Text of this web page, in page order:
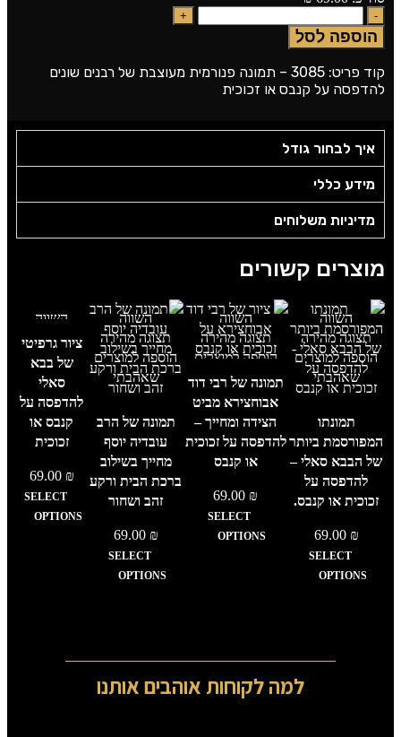
הוספה לסל
קוד פריט: 3085 – תמונה פנורמית מעוצבת של רבנים שונים
להדפסה על קנבס או זכוכית
איך לבחור גודל
מידע כללי
מדיניות משלוחים
מוצרים קשורים
השווה
תצוגה מהירה
הוספה למוצרים
שאהבתי
תמונתו
המפורסמת ביותר
של הבבא סאלי –
להדפסה על
זכוכית או קנבס.
69.00 ₪
SELECT
OPTIONS
השווה
תצוגה מהירה
הוספה למוצרים
שאהבתי
תמונה של רבי דוד
אבוחצירא מביט
הצידה ומחייך –
להדפסה על זכוכית
או קנבס
69.00 ₪
SELECT
OPTIONS
השווה
תצוגה מהירה
הוספה למוצרים
שאהבתי
תמונה של הרב
עובדיה יוסף
מחייך בשילוב
ברכת הבית ורקע
זהב ושחור
69.00 ₪
SELECT
OPTIONS
השווה
תצוגה מהירה
הוספה
למוצרים
שאהבתי
ציור גרפיטי
של בבא
סאלי
להדפסה על
קנבס או
זכוכית
69.00 ₪
SELECT
OPTIONS
למה לקוחות אוהבים אותנו